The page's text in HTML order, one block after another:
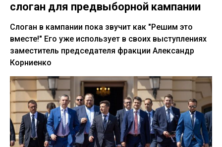
слоган для предвыборной кампании
Слоган в кампании пока звучит как "Решим это
вместе!" Его уже использует в своих выступлениях
заместитель председателя фракции Александр
Корниенко